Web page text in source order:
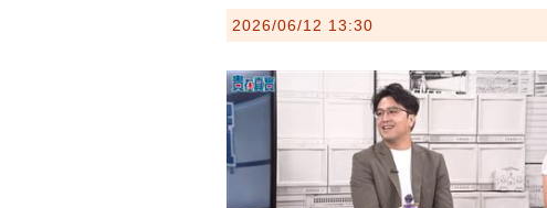
2026/06/12 13:30